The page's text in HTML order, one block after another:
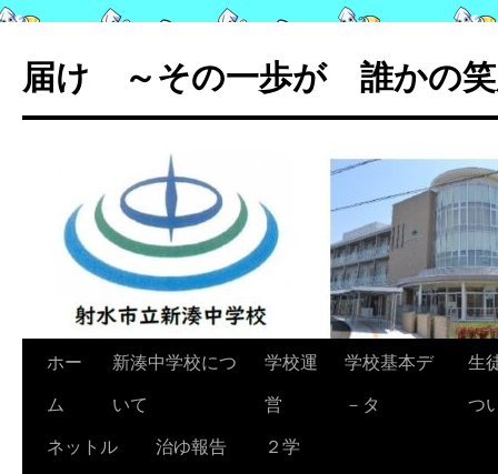
テ
ン
届け ～その一歩が 誰かの笑
ホー
ム
新湊中学校につ
いて
学校運
営
学校基本デ
－タ
生
つ
ネットル
治ゆ報告
２学